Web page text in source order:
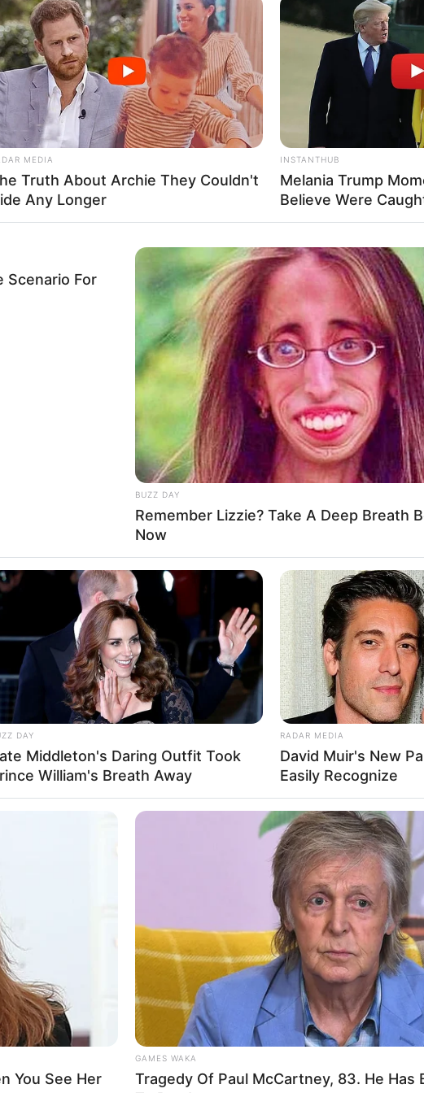
Mute
Maret 1983
Fail! 10 Potret
Dimasak yang
Nggak Selera
10 Pose Manekin
Mainstream yang
8 Kata Lucu
Minggu ala
Ngenes
10 Desain Kanopi
Tidur, Serasa
Kamar Raja
Tampil Lebih
Hasil Renovasi
90 Tahun
MEDIA
Truth About Archie They Couldn't
Any Longer
INSTANTHUB
Melania Trump
Believe Were
Scenario For
BUZZ DAY
Remember Lizzie? Take A Deep Breath
Now
DAY
Middleton's Daring Outfit Took
William's Breath Away
RADAR MEDIA
David Muir's New
Easily Recognize
You See Her
GAMES WAKA
Tragedy Of Paul McCartney, 83. He Has